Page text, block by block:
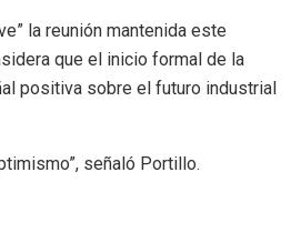
la reunión mantenida este
que el inicio formal de la
positiva sobre el futuro industrial
señaló Portillo.